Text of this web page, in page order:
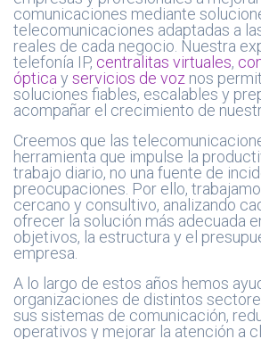
comunicaciones mediante
telecomunicaciones adaptadas a
reales de cada negocio. Nuestra
telefonía IP, centralitas virtuales,
ópticay servicios de voz nos
soluciones fiables, escalables y
acompañar el crecimiento de
Creemos que las
herramienta que impulse la
trabajo diario, no una fuente de
preocupaciones. Por ello,
cercano y consultivo, analizando
ofrecer la solución más adecuada
objetivos, la estructura y el
empresa.
A lo largo de estos años hemos
organizaciones de distintos
sus sistemas de comunicación,
operativos y mejorar la atención a